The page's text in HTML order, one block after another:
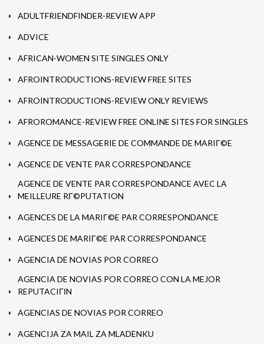
ADULTFRIENDFINDER-REVIEW APP
ADVICE
AFRICAN-WOMEN SITE SINGLES ONLY
AFROINTRODUCTIONS-REVIEW FREE SITES
AFROINTRODUCTIONS-REVIEW ONLY REVIEWS
AFROROMANCE-REVIEW FREE ONLINE SITES FOR SINGLES
AGENCE DE MESSAGERIE DE COMMANDE DE MARIГ©E
AGENCE DE VENTE PAR CORRESPONDANCE
AGENCE DE VENTE PAR CORRESPONDANCE AVEC LA
MEILLEURE RГ©PUTATION
AGENCES DE LA MARIГ©E PAR CORRESPONDANCE
AGENCES DE MARIГ©E PAR CORRESPONDANCE
AGENCIA DE NOVIAS POR CORREO
AGENCIA DE NOVIAS POR CORREO CON LA MEJOR
REPUTACIГІN
AGENCIAS DE NOVIAS POR CORREO
AGENCIJA ZA MAIL ZA MLADENKU